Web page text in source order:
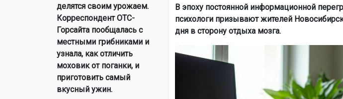
делятся своим урожаем.
Корреспондент ОТС-
Горсайта пообщалась с
местными грибниками и
узнала, как отличить
моховик от поганки, и
приготовить самый
вкусный ужин.
В эпоху постоянной информационной
психологи призывают жителей
дня в сторону отдыха мозга.